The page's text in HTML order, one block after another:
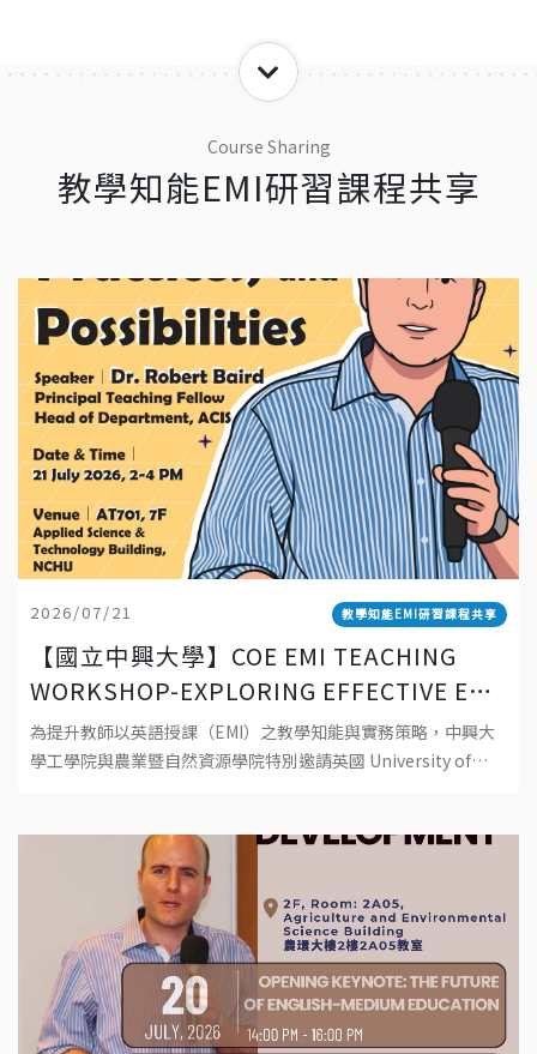
Course Sharing
教學知能EMI研習課程共享
2026/07/21 教學知能EMI研習課程共享
【國立中興大學】COE EMI TEACHING
WORKSHOP-EXPLORING EFFECTIVE EMI
TEACHING: PRINCIPLES, PRACTICES,
AND POSSIBILITIES 工學院EMI教師教學
可能性
為提升教師以英語授課（EMI）之教學知能與實務策略，中興大
學工學院與農業暨自然資源學院特別邀請英國 University of